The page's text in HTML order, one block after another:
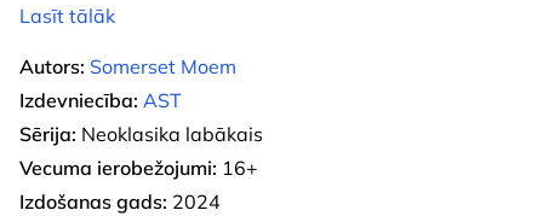
Lasīt tālāk
Autors: Somerset Moem
Izdevniecība: AST
Sērija: Neoklasika labākais
Vecuma ierobežojumi: 16+
Izdošanas gads: 2024